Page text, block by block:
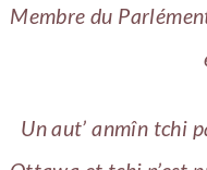
Membre du
Un aut’ anmîn tchi